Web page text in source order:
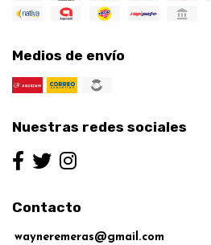
Medios de envío
Nuestras redes sociales
Contacto
wayneremeras@gmail.com